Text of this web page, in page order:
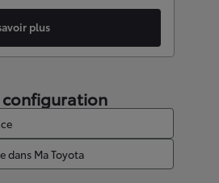
plus
configuration
dans Ma Toyota